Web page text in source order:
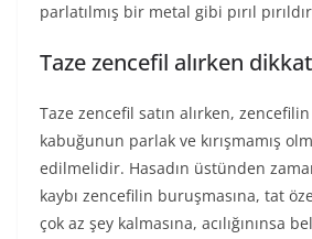
parlatılmış bir metal gibi pırıl
Taze zencefil alırken
Taze zencefil satın alırken,
kabuğunun parlak ve kırışmamış
edilmelidir. Hasadın üstünden
kaybı zencefilin buruşmasına, tat
çok az şey kalmasına, acılığınınsa